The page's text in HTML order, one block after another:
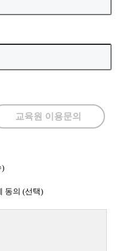
교육원 이용문의
)
동의 (선택)